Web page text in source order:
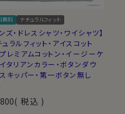
無料 ナチュラルフィット
ンズ・ドレスシャツ・ワイシャツ】
ュラルフィット・アイスコット
プレミアムコットン・イージーケ
イタリアンカラー・ボタンダウ
スキッパー・第一ボタン無し
税込